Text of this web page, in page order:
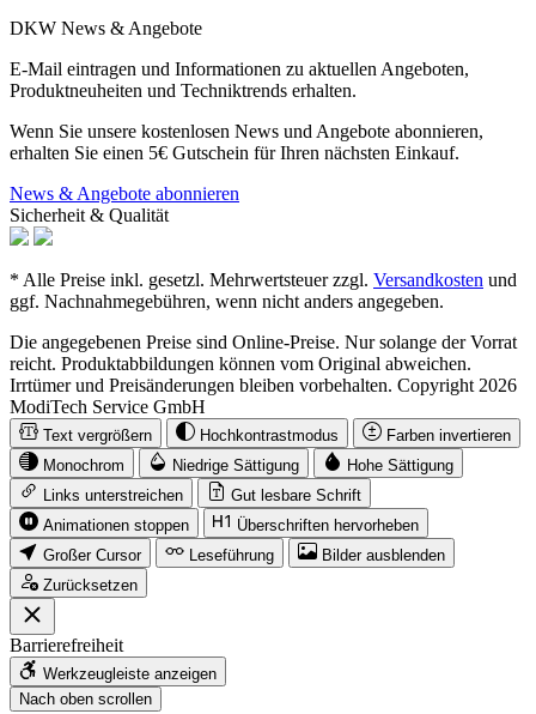
DKW News & Angebote
E-Mail eintragen und Informationen zu aktuellen Angeboten,
Produktneuheiten und Techniktrends erhalten.
Wenn Sie unsere kostenlosen News und Angebote abonnieren,
erhalten Sie einen 5€ Gutschein für Ihren nächsten Einkauf.
News & Angebote abonnieren
Sicherheit & Qualität
* Alle Preise inkl. gesetzl. Mehrwertsteuer zzgl. Versandkosten und
ggf. Nachnahmegebühren, wenn nicht anders angegeben.
Die angegebenen Preise sind Online-Preise. Nur solange der Vorrat
reicht. Produktabbildungen können vom Original abweichen.
Irrtümer und Preisänderungen bleiben vorbehalten. Copyright 2026
ModiTech Service GmbH
Text vergrößern Hochkontrastmodus
Farben invertieren
Monochrom
Niedrige Sättigung
Hohe Sättigung
Links unterstreichen
Gut lesbare Schrift
Animationen stoppen
Überschriften hervorheben
Großer Cursor
Leseführung
Bilder ausblenden
Zurücksetzen
Barrierefreiheit
Werkzeugleiste anzeigen
Nach oben scrollen